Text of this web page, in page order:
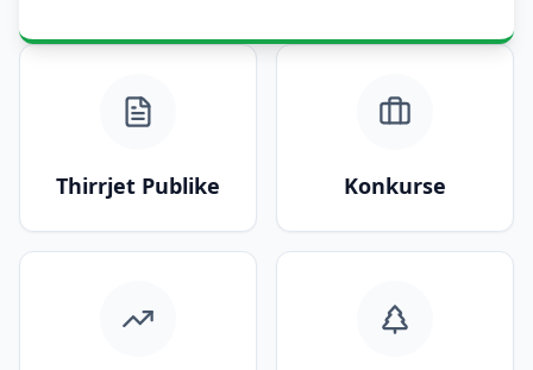
Thirrjet Publike Konkurse